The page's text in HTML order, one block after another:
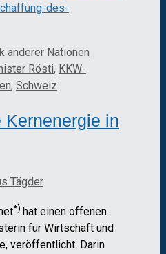
des-
anderer Nationen
Rösti, KKW-
, Schweiz
Kernenergie in
Tägder
*) hat einen offenen
für Wirtschaft und
veröffentlicht. Darin